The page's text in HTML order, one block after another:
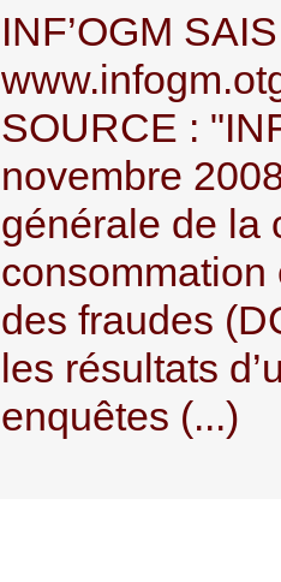
INF’OGM
SOURCE :
novembre
générale de la
consommation
des fraudes
les résultats
enquêtes (...)